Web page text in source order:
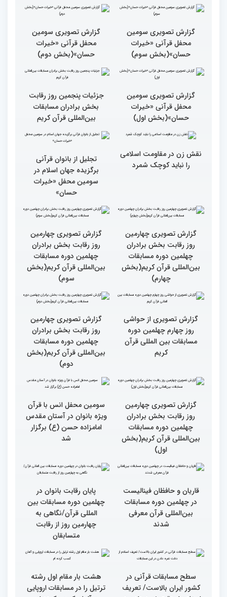
گزارش تصویری سومین
محفل قرآنی «خیرات
حسان»(بخش سوم)
گزارش تصویری سومین
محفل قرآنی «خیرات
حسان»(بخش دوم)
گزارش تصویری سومین
حسان»(بخش اول)
جزئیات پنجمین روز رقابت
بخش برادران مسابقات
بین‌المللی قرآن کریم
تجلیل از بانوان قرآنی
برگزیده جهان اسلام در
سومین محفل «خیرات
حسان»
گزارش تصویری چهارمین
روز رقابت بخش برادران
چهلمین دوره مسابقات
بین‌المللی قرآن کریم(بخش
چهارم)
گزارش تصویری چهارمین
روز رقابت بخش برادران
چهلمین دوره مسابقات
بین‌المللی قرآن کریم(بخش
سوم)
گزارش تصویری از حواشی
مسابقات بین المللی قرآن
کریم
گزارش تصویری چهارمین
روز رقابت بخش برادران
چهلمین دوره مسابقات
بین‌المللی قرآن کریم(بخش
دوم)
گزارش تصویری چهارمین
روز رقابت بخش برادران
چهلمین دوره مسابقات
بین‌المللی قرآن کریم(بخش
اول)
سومین محفل انس با قرآن
امامزاده حسن (ع) برگزار
شد
قاریان و حافظان فینالیست‌
بین‌المللی قرآن معرفی
شدند
پایان رقابت بانوان در
چهلمین دوره مسابقات بین
المللی قرآن/نگاهی به
چهارمین روز از رقابت
متسابقان